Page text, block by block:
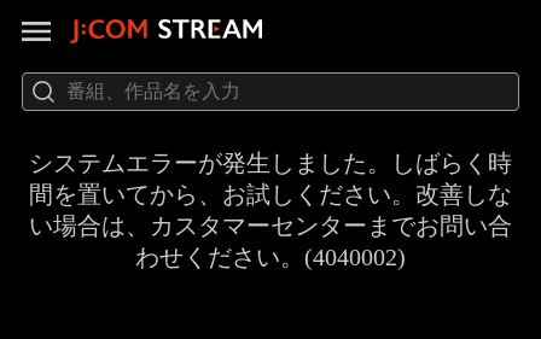
システムエラーが発生しました。しばらく時
間を置いてから、お試しください。改善しな
い場合は、カスタマーセンターまでお問い合
わせください。(4040002)